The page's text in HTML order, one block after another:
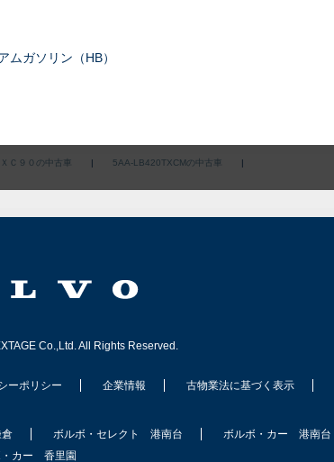
ムガソリン（HB）
ＸＣ９０の中古車 | 5AA-LB420TXCMの中古車 |
Co.,Ltd. All Rights Reserved.
ーポリシー 企業情報 古物業法に基づく表示
ボルボ・セレクト 港南台 ボルボ・カー 港南台
・カー 香里園